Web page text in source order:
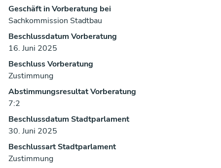
Geschäft in Vorberatung bei
Sachkommission Stadtbau
Beschlussdatum Vorberatung
16. Juni 2025
Beschluss Vorberatung
Zustimmung
Abstimmungsresultat Vorberatung
7:2
Beschlussdatum Stadtparlament
30. Juni 2025
Beschlussart Stadtparlament
Zustimmung